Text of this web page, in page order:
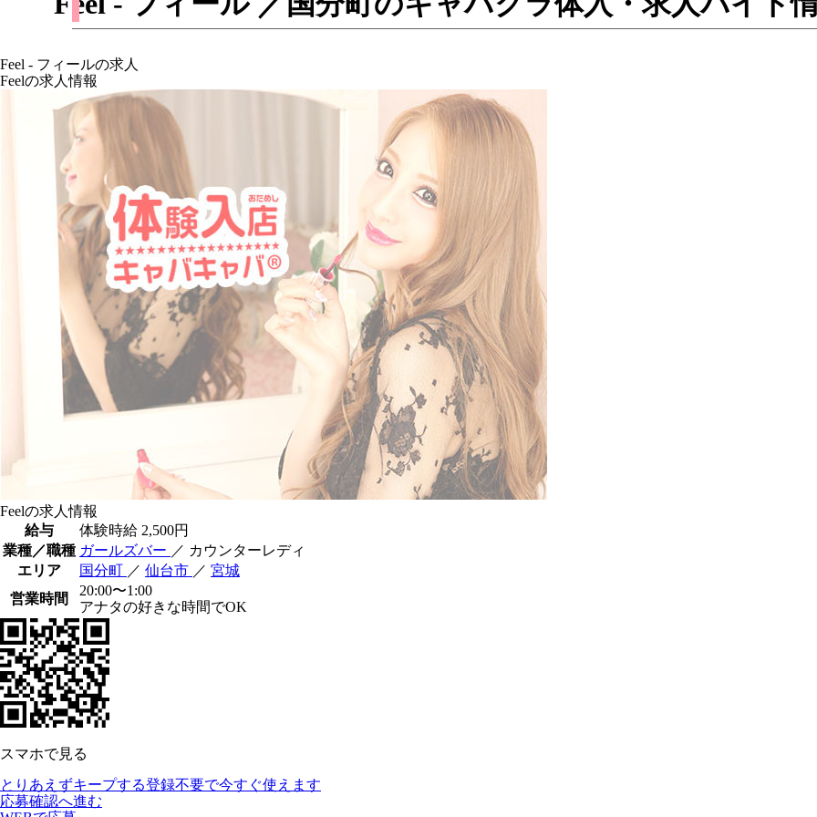
Feel - フィールの求人
Feelの求人情報
Feelの求人情報
給与
体験時給 2,500円
業種／職種 ガールズバー ／ カウンターレディ
エリア
国分町 ／ 仙台市 ／ 宮城
営業時間
20:00〜1:00
アナタの好きな時間でOK
スマホで見る
とりあえずキープする登録不要で今すぐ使えます
応募確認へ進む